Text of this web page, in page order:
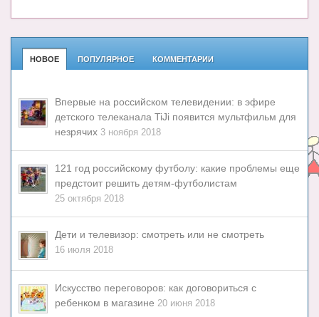
НОВОЕ ПОПУЛЯРНОЕ КОММЕНТАРИИ
Впервые на российском телевидении: в эфире
детского телеканала TiJi появится мультфильм для
незрячих 3 ноября 2018
121 год российскому футболу: какие проблемы еще
предстоит решить детям-футболистам
25 октября 2018
Дети и телевизор: смотреть или не смотреть
16 июля 2018
Искусство переговоров: как договориться с
ребенком в магазине 20 июня 2018